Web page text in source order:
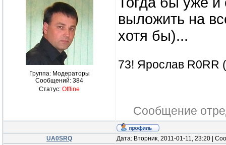
Группа: Модераторы
Сообщений: 384
Статус: Offline
выложить на
хотя бы)...
73! Ярослав R0RR
Сообщение
UA0SRQ Дата: Вторник, 2011-01-11, 23:20 |